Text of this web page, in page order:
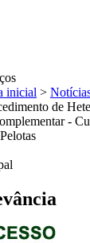
inicial >
de
-